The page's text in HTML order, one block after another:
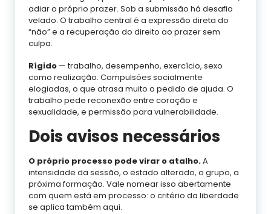
adiar o próprio prazer. Sob a submissão há desafio
velado. O trabalho central é a expressão direta do
“não” e a recuperação do direito ao prazer sem
culpa.
Rígido — trabalho, desempenho, exercício, sexo
como realização. Compulsões socialmente
elogiadas, o que atrasa muito o pedido de ajuda. O
trabalho pede reconexão entre coração e
sexualidade, e permissão para vulnerabilidade.
Dois avisos necessários
O próprio processo pode virar o atalho.A
intensidade da sessão, o estado alterado, o grupo, a
próxima formação. Vale nomear isso abertamente
com quem está em processo: o critério da liberdade
se aplica também aqui.